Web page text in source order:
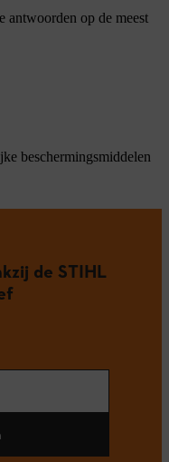
antwoorden op de meest
beschermingsmiddelen
de STIHL